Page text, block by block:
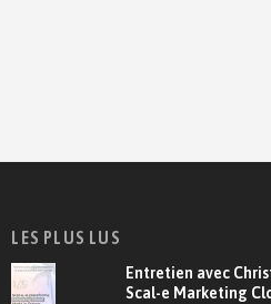
LES PLUS LUS
Entretien avec
Scal-e Marketing